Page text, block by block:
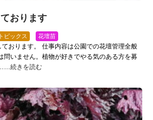
おります
トピックス 花壇苗
おります。 仕事内容は公園での花壇管理全般
問いません。植物が好きでやる気のある方を募
……続きを読む